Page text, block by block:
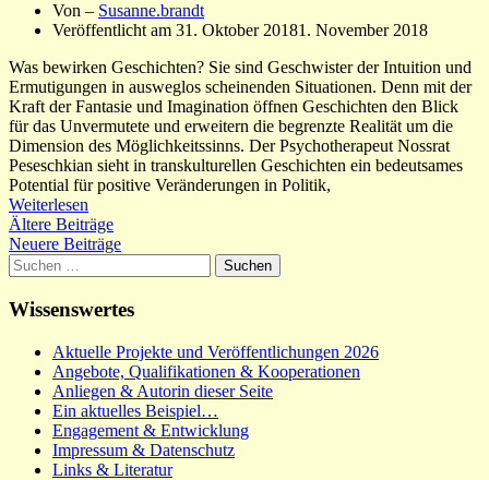
Von – Susanne.brandt
Veröffentlicht am 31. Oktober 20181. November 2018
Was bewirken Geschichten? Sie sind Geschwister der Intuition und
Ermutigungen in ausweglos scheinenden Situationen. Denn mit der
Kraft der Fantasie und Imagination öffnen Geschichten den Blick
für das Unvermutete und erweitern die begrenzte Realität um die
Dimension des Möglichkeitssinns. Der Psychotherapeut Nossrat
Peseschkian sieht in transkulturellen Geschichten ein bedeutsames
Potential für positive Veränderungen in Politik,
Weiterlesen
Beitragsnavigation
Ältere Beiträge
Neuere Beiträge
Suchen
nach:
Wissenswertes
Aktuelle Projekte und Veröffentlichungen 2026
Angebote, Qualifikationen & Kooperationen
Anliegen & Autorin dieser Seite
Ein aktuelles Beispiel…
Engagement & Entwicklung
Impressum & Datenschutz
Links & Literatur